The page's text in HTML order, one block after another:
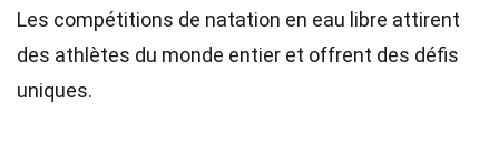
Les compétitions de natation en eau libre attirent
des athlètes du monde entier et offrent des défis
uniques.